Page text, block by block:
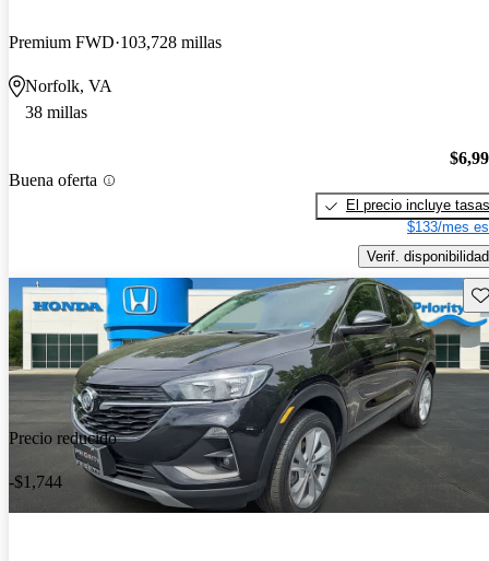
Premium FWD 103,728 millas
Norfolk, VA
38 millas
Buena oferta
El precio incluye tasas
$133/mes
Verif. disponibilidad
Precio reducido
-$1,744